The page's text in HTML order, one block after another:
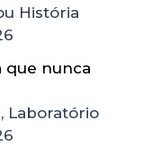
História
que nunca
Laboratório